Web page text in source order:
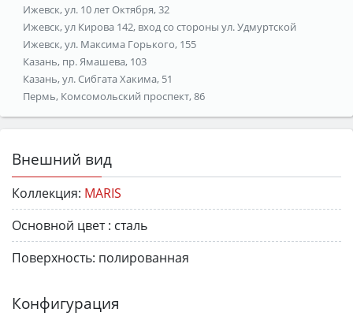
Ижевск, ул. 10 лет Октября, 32
Ижевск, ул Кирова 142, вход со стороны ул. Удмуртской
Ижевск, ул. Максима Горького, 155
Казань, пр. Ямашева, 103
Казань, ул. Сибгата Хакима, 51
Пермь, Комсомольский проспект, 86
Внешний вид
Коллекция: MARIS
Основной цвет : сталь
Поверхность: полированная
Конфигурация